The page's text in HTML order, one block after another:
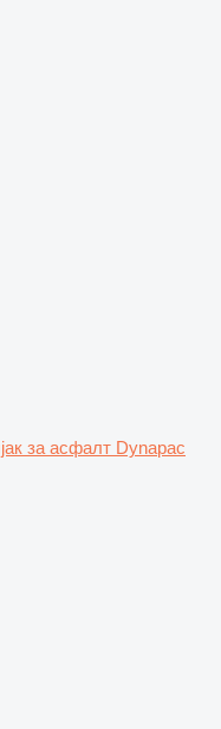
за асфалт Dynapac